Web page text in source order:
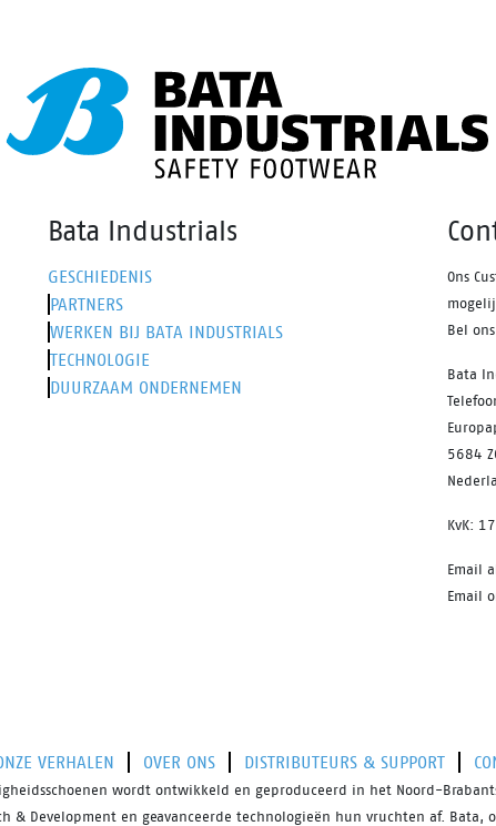
Bata Industrials
GESCHIEDENIS
PARTNERS
WERKEN BIJ BATA INDUSTRIALS
TECHNOLOGIE
DUURZAAM ONDERNEMEN
Ons
Bel
Bata
5684
KvK:
Email
Email
VERHALEN OVER ONS DISTRIBUTEURS & SUPPORT
wordt ontwikkeld en geproduceerd in het Noord-
& Development en geavanceerde technologieën hun vruchten af. Bata,